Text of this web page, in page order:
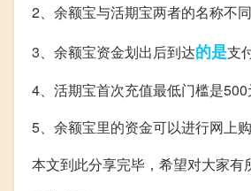
2、余额宝与活期宝两者的名称不
3、余额宝资金划出后到达的是支
4、活期宝首次充值最低门槛是
5、余额宝里的资金可以进行网上
本文到此分享完毕，希望对大家有